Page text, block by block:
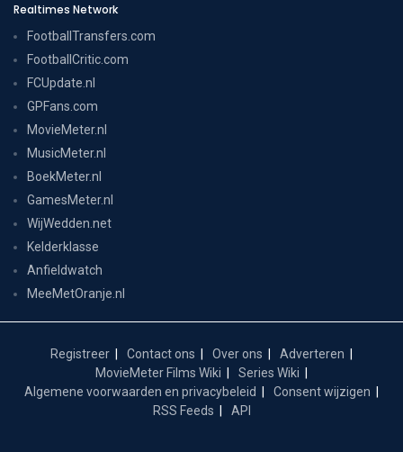
Realtimes Network
FootballTransfers.com
FootballCritic.com
FCUpdate.nl
GPFans.com
MovieMeter.nl
MusicMeter.nl
BoekMeter.nl
GamesMeter.nl
WijWedden.net
Kelderklasse
Anfieldwatch
MeeMetOranje.nl
Registreer Contact ons Over ons
Adverteren
MovieMeter Films Wiki
Series Wiki
Algemene voorwaarden en privacybeleid
Consent wijzigen
RSS Feeds
API